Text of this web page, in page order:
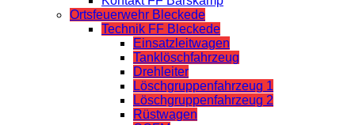
Ortsfeuerwehr Bleckede
Technik FF Bleckede
Einsatzleitwagen
Tanklöschfahrzeug
Drehleiter
Löschgruppenfahrzeug 1
Löschgruppenfahrzeug 2
Rüstwagen